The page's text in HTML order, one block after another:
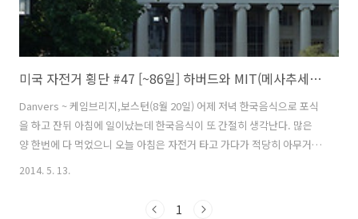
미국 자전거 횡단 #47 [~86일] 하버드와 MIT(메사추세츠공대)
Danvers ~ 케임브리지,보스턴(8월 20일) 어제 저녁 한국음식으로 포식
을 하고 잔뒤 아침에 일이났는데 한국음식이 또 간절히 생각난다. 많은
양 한번에 다 먹었으니 오늘 아침은 자전거 타고 가다가 적당히 아무거나
사먹어야겠다. 떠나기전 타이어 공기압을 체크후 바람을 넣어 주었는데
가 없는 것 같은데 림테이프 문제일수도 있고 타이어도 수명을 다해가고
2014. 5. 13.
1